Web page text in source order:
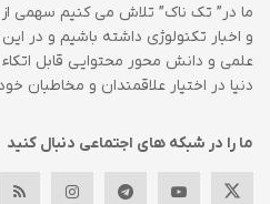
ما در” تک ناک” تلاش می کنیم سهمی
و اخبار تکنولوژی داشته باشیم و در
علمی و دانش محور محتوایی قابل اتکاء
دنیا در اختیار علاقمندان و مخاطبان
ما را در شبکه های اجتماعی دنبال کنید